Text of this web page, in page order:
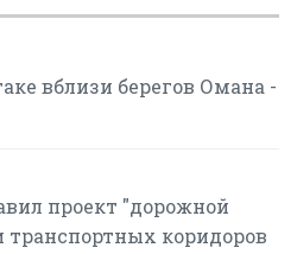
вблизи берегов Омана -
проект "дорожной
коридоров